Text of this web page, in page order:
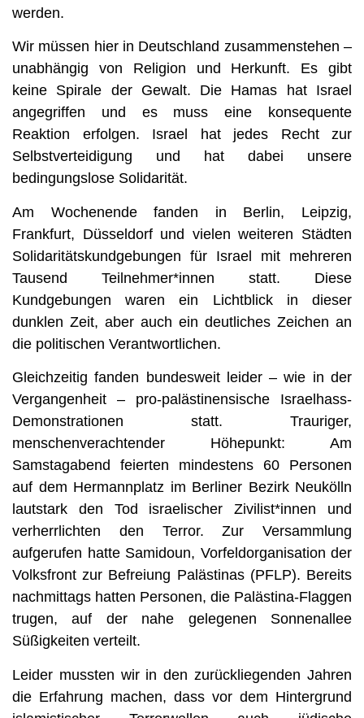
werden.
Wir müssen hier in Deutschland zusammenstehen –
unabhängig von Religion und Herkunft. Es gibt
keine Spirale der Gewalt. Die Hamas hat Israel
angegriffen und es muss eine konsequente
Reaktion erfolgen. Israel hat jedes Recht zur
Selbstverteidigung und hat dabei unsere
bedingungslose Solidarität.
Am Wochenende fanden in Berlin, Leipzig,
Frankfurt, Düsseldorf und vielen weiteren Städten
Solidaritätskundgebungen für Israel mit mehreren
Tausend Teilnehmer*innen statt. Diese
Kundgebungen waren ein Lichtblick in dieser
dunklen Zeit, aber auch ein deutliches Zeichen an
die politischen Verantwortlichen.
Gleichzeitig fanden bundesweit leider – wie in der
Vergangenheit – pro-palästinensische Israelhass-
Demonstrationen statt. Trauriger,
menschenverachtender Höhepunkt: Am
Samstagabend feierten mindestens 60 Personen
auf dem Hermannplatz im Berliner Bezirk Neukölln
lautstark den Tod israelischer Zivilist*innen und
verherrlichten den Terror. Zur Versammlung
aufgerufen hatte Samidoun, Vorfeldorganisation der
Volksfront zur Befreiung Palästinas (PFLP). Bereits
nachmittags hatten Personen, die Palästina-Flaggen
trugen, auf der nahe gelegenen Sonnenallee
Süßigkeiten verteilt.
Leider mussten wir in den zurückliegenden Jahren
die Erfahrung machen, dass vor dem Hintergrund